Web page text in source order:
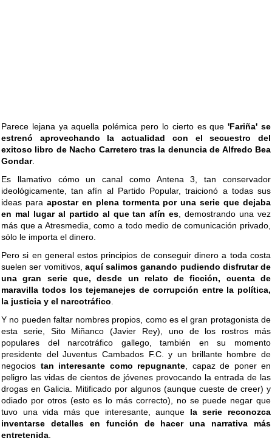
Parece lejana ya aquella polémica pero lo cierto es que'Fariña' se
estrenó aprovechando la actualidad con el secuestro del
exitoso libro de Nacho Carretero tras la denuncia de Alfredo Bea
Gondar.
Es llamativo cómo un canal como Antena 3, tan conservador
ideológicamente, tan afín al Partido Popular, traicionó a todas sus
ideas para apostar en plena tormenta por una serie que dejaba
en mal lugar al partido al que tan afín es , demostrando una vez
más que a Atresmedia, como a todo medio de comunicación privado,
sólo le importa el dinero.
Pero si en general estos principios de conseguir dinero a toda costa
suelen ser vomitivos, aquí salimos ganando pudiendo disfrutar de
una gran serie que, desde un relato de ficción, cuenta de
maravilla todos los tejemanejes de corrupción entre la política,
la justicia y el narcotráfico
Y no pueden faltar nombres propios, como es el gran protagonista de
esta serie, Sito Miñanco (Javier Rey), uno de los rostros más
populares del narcotráfico gallego, también en su momento
presidente del Juventus Cambados F.C. y un brillante hombre de
negocios tan interesante como repugnante , capaz de poner en
peligro las vidas de cientos de jóvenes provocando la entrada de las
drogas en Galicia. Mitificado por algunos (aunque cueste de creer) y
odiado por otros (esto es lo más correcto), no se puede negar que
tuvo una vida más que interesante, aunque la serie reconozca
inventarse detalles en función de hacer una narrativa más
entretenida